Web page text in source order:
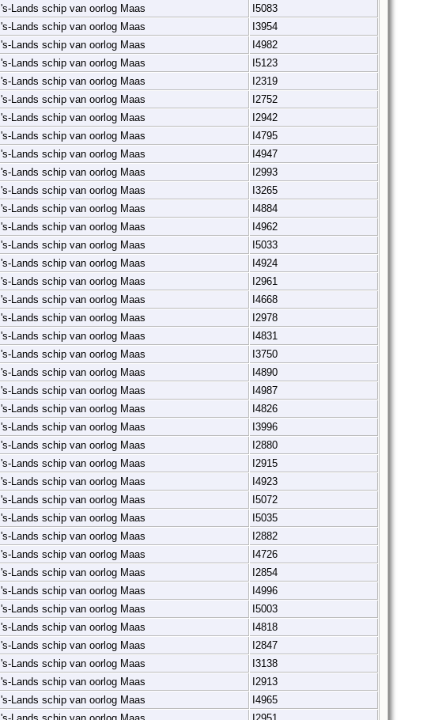
's-Lands schip van oorlog Maas
I5083
's-Lands schip van oorlog Maas
I3954
's-Lands schip van oorlog Maas
I4982
's-Lands schip van oorlog Maas
I5123
's-Lands schip van oorlog Maas
I2319
's-Lands schip van oorlog Maas
I2752
's-Lands schip van oorlog Maas
I2942
's-Lands schip van oorlog Maas
I4795
's-Lands schip van oorlog Maas
I4947
's-Lands schip van oorlog Maas
I2993
's-Lands schip van oorlog Maas
I3265
's-Lands schip van oorlog Maas
I4884
's-Lands schip van oorlog Maas
I4962
's-Lands schip van oorlog Maas
I5033
's-Lands schip van oorlog Maas
I4924
's-Lands schip van oorlog Maas
I2961
's-Lands schip van oorlog Maas
I4668
's-Lands schip van oorlog Maas
I2978
's-Lands schip van oorlog Maas
I4831
's-Lands schip van oorlog Maas
I3750
's-Lands schip van oorlog Maas
I4890
's-Lands schip van oorlog Maas
I4987
's-Lands schip van oorlog Maas
I4826
's-Lands schip van oorlog Maas
I3996
's-Lands schip van oorlog Maas
I2880
's-Lands schip van oorlog Maas
I2915
's-Lands schip van oorlog Maas
I4923
's-Lands schip van oorlog Maas
I5072
's-Lands schip van oorlog Maas
I5035
's-Lands schip van oorlog Maas
I2882
's-Lands schip van oorlog Maas
I4726
's-Lands schip van oorlog Maas
I2854
's-Lands schip van oorlog Maas
I4996
's-Lands schip van oorlog Maas
I5003
's-Lands schip van oorlog Maas
I4818
's-Lands schip van oorlog Maas
I2847
's-Lands schip van oorlog Maas
I3138
's-Lands schip van oorlog Maas
I2913
's-Lands schip van oorlog Maas
I4965